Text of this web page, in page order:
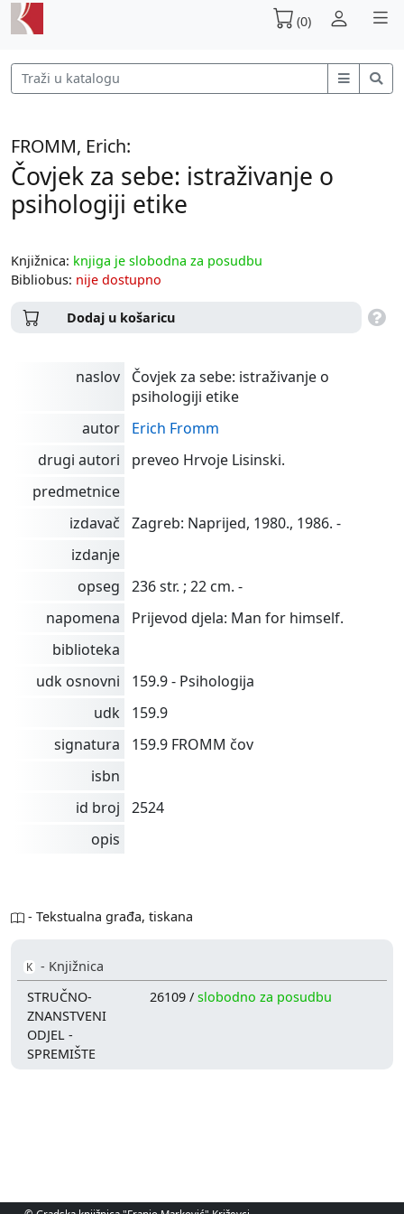
(0)
FROMM, Erich:
Čovjek za sebe: istraživanje o
psihologiji etike
Knjižnica: knjiga je slobodna za posudbu
Bibliobus: nije dostupno
Dodaj u košaricu
naslov
Čovjek za sebe: istraživanje o
psihologiji etike
autor
Erich Fromm
drugi autori
preveo Hrvoje Lisinski.
predmetnice
izdavač
Zagreb: Naprijed, 1980., 1986. -
izdanje
opseg
236 str. ; 22 cm. -
napomena
Prijevod djela: Man for himself.
biblioteka
udk osnovni
159.9 - Psihologija
udk
159.9
signatura
159.9 FROMM čov
isbn
id broj
2524
opis
- Tekstualna građa, tiskana
K - Knjižnica
STRUČNO-
ZNANSTVENI
ODJEL -
SPREMIŠTE
26109 /slobodno za posudbu